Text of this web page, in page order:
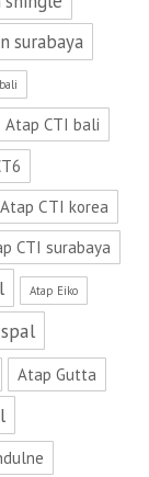
surabaya
Atap CTI bali
Atap CTI korea
CTI surabaya
Atap Eiko
Atap Gutta